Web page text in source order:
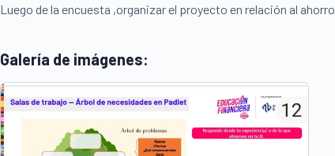
Luego de la encuesta ,organizar el proyecto en relación al ahorro
Galería de imágenes: